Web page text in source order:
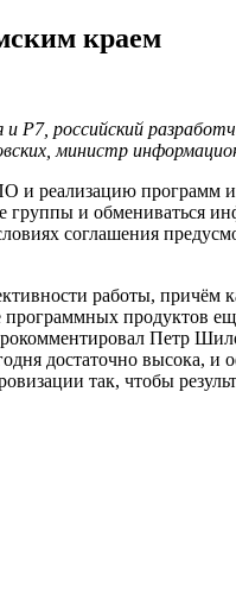
краем
Р7, российский
министр
и реализацию
группы и
соглашения
работы, причём
продуктов
Петр
достаточно
так, чтобы